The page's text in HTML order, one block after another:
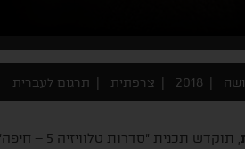
2018 צרפתית תרגום לעברית
, תוקדש